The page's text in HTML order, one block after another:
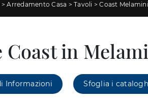
>Arredamento Casa >Tavoli >Coast
in
Informazioni Sfoglia i